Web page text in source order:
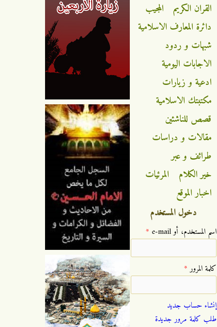
القران الكريم
المجيب
دائرة المعارف الاسلامية
شبهات و ردود
الاجابات اليومية
ادعية و زيارات
مكتبتك الاسلامية
قصص للناشئين
مقالات و دراسات
طرائف و عبر
خير الكلام
المرئيات
اخبار الموقع
دخول المستخدم
‏اسم المستخدم، أو e-mail ‏ *
‏كلمة المرور ‏*
إنشاء حساب جديد
طلب كلمة مرور جديدة